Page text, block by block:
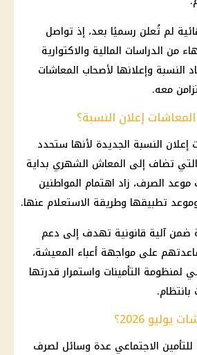
لم تُعلن رسميًا بعد، إذ تواصل
من الدراسات المالية والاكتوارية
النسبة وإعلانها لأصحاب المعاشات
معه.
إعلان النسبة؟
إعلان النسبة الجديدة لأنها ستحدد
التي تضاف إلى المعاش الشهري بداية
موعد الصرف، زاد اهتمام المواطنين
تطبيقها وطريقة الاستعلام عنها.
ضمن آلية قانونية تهدف إلى دعم
على مواجهة أعباء المعيشة،
لمنظومة التأمينات واستمرار قدرتها
2026؟
للتأمين الاجتماعي عدة وسائل لصرف